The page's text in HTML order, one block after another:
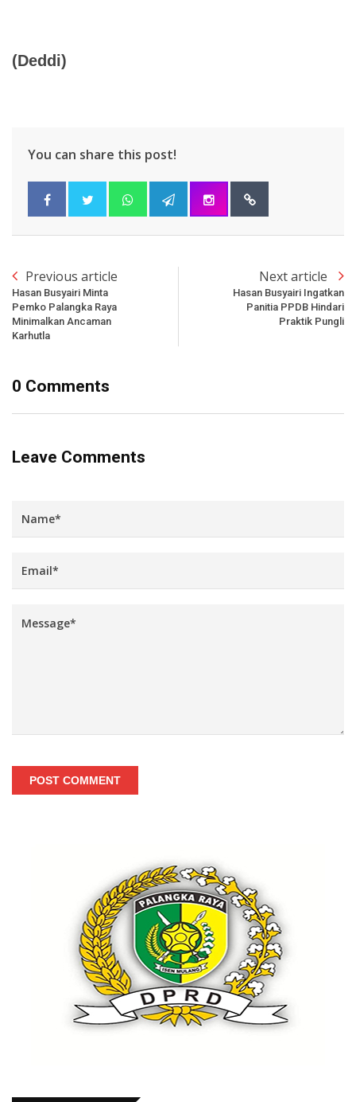
(Deddi)
You can share this post!
Previous article
Hasan Busyairi Minta
Pemko Palangka Raya
Minimalkan Ancaman
Karhutla
Next article
Hasan Busyairi Ingatkan
Panitia PPDB Hindari
Praktik Pungli
0 Comments
Leave Comments
POST COMMENT